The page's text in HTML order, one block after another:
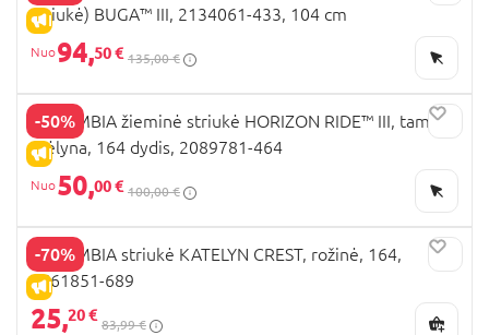
IŠPARDAVIMAS
striukė) BUGA™ III, 2134061-433, 104 cm
94,50 € 135,00 €
-50%
IŠPARDAVIMAS
COLUMBIA žieminė striukė HORIZON RIDE™ III, tamsiai
mėlyna, 164 dydis, 2089781-464
50,00 € 100,00 €
-70%
IŠPARDAVIMAS
COLUMBIA striukė KATELYN CREST, rožinė, 164,
1561851-689
25,20 €
83,99 €